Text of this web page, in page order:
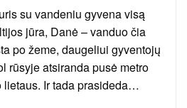
su vandeniu gyvena visą
jūra, Danė – vanduo čia
po žeme, daugeliui gyventojų
rūsyje atsiranda pusė metro
lietaus. Ir tada prasideda…